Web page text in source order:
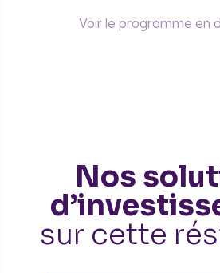
Voir le programme en
Nos
sur cette